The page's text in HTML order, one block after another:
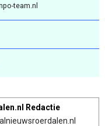
team.nl
Redactie